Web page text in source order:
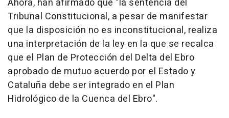
Ahora, han afirmado que "la sentencia del
Tribunal Constitucional, a pesar de manifestar
que la disposición no es inconstitucional, realiza
una interpretación de la ley en la que se recalca
que el Plan de Protección del Delta del Ebro
aprobado de mutuo acuerdo por el Estado y
Cataluña debe ser integrado en el Plan
Hidrológico de la Cuenca del Ebro".